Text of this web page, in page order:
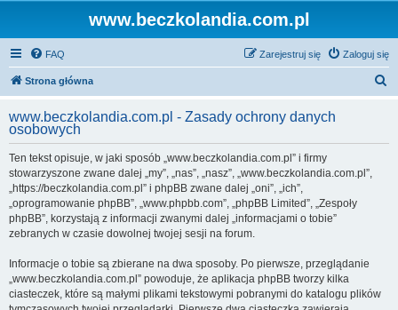
www.beczkolandia.com.pl
FAQ Zaloguj się
Zarejestruj się
Strona główna
k
www.beczkolandia.com.pl - Zasady ochrony danych
osobowych
Ten tekst opisuje, w jaki sposób „www.beczkolandia.com.pl” i firmy
stowarzyszone zwane dalej „my”, „nas”, „nasz”, „www.beczkolandia.com.pl”,
„https://beczkolandia.com.pl” i phpBB zwane dalej „oni”, „ich”,
„oprogramowanie phpBB”, „www.phpbb.com”, „phpBB Limited”, „Zespoły
phpBB”, korzystają z informacji zwanymi dalej „informacjami o tobie”
zebranych w czasie dowolnej twojej sesji na forum.
Informacje o tobie są zbierane na dwa sposoby. Po pierwsze, przeglądanie
„www.beczkolandia.com.pl” powoduje, że aplikacja phpBB tworzy kilka
ciasteczek, które są małymi plikami tekstowymi pobranymi do katalogu plików